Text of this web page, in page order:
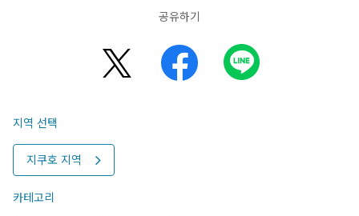
공유하기
지역 선택
지쿠호 지역
카테고리